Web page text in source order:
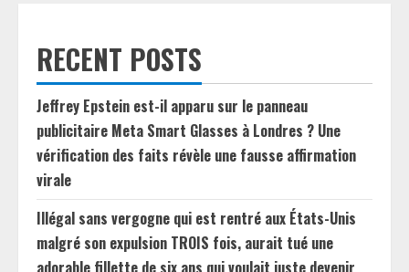
RECENT POSTS
Jeffrey Epstein est-il apparu sur le panneau
publicitaire Meta Smart Glasses à Londres ? Une
vérification des faits révèle une fausse affirmation
virale
Illégal sans vergogne qui est rentré aux États-Unis
malgré son expulsion TROIS fois, aurait tué une